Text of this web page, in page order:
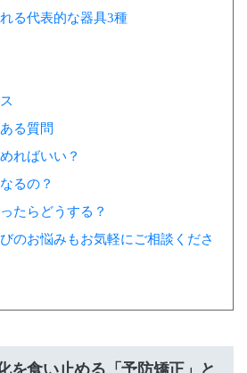
る代表的な器具3種
る質問
ればいい？
るの？
たらどうする？
のお悩みもお気軽にご相談くださ
を食い止める「予防矯正」と